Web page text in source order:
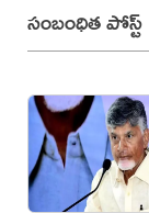
సంబంధిత పోస్ట్